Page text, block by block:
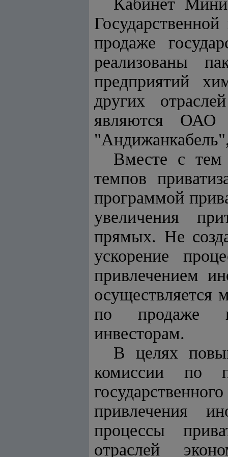
Кабинет
продаже
реализованы
предприятий
других
являются ОАО
Вместе с тем
темпов
программой
увеличения
прямых. Не
ускорение
привлечением
осуществляется
по продаже
инвесторам.
В целях
комиссии по
привлечения
процессы
отраслей